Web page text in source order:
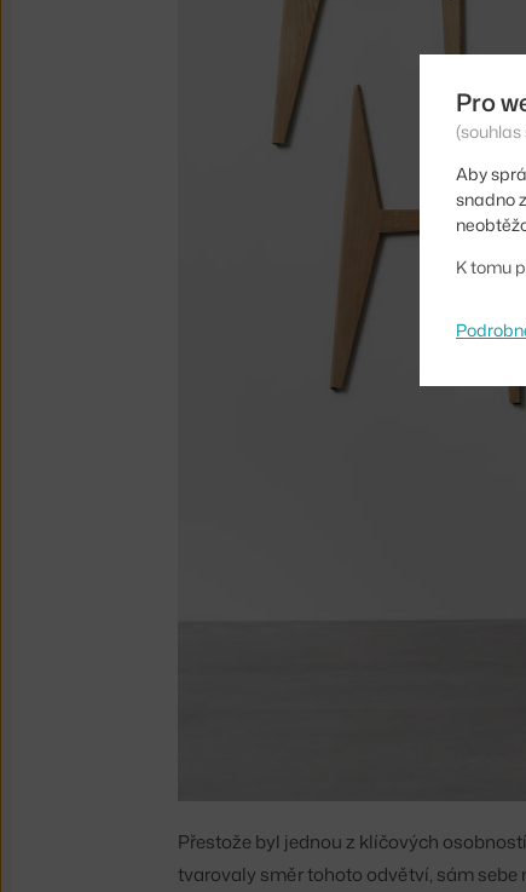
Přestože byl jednou z klíčových
tvarovaly směr tohoto odvětví, sám
Pro
(souhlas
Aby
snadno
K tomu